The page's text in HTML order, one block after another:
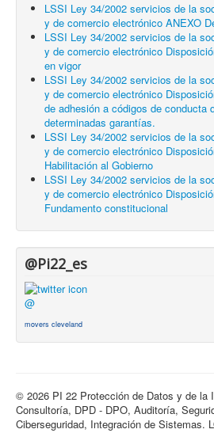
LSSI Ley 34/2002 servicios de la
y de comercio electrónico ANEXO
LSSI Ley 34/2002 servicios de la
y de comercio electrónico
en vigor
LSSI Ley 34/2002 servicios de la
y de comercio electrónico
de adhesión a códigos de conducta
determinadas garantías.
LSSI Ley 34/2002 servicios de la
y de comercio electrónico
Habilitación al Gobierno
LSSI Ley 34/2002 servicios de la
y de comercio electrónico
Fundamento constitucional
@Pi22_es
@
movers cleveland
© 2026 PI 22 Protección de Datos y de la
Consultoría, DPD - DPO, Auditoría,
Ciberseguridad, Integración de Sistemas.